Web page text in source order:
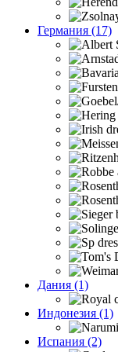
Германия (17)
Дания (1)
Индонезия (1)
Испания (2)